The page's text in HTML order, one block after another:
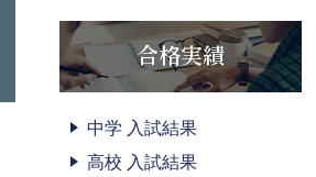
合格実績
中学 入試結果
高校 入試結果